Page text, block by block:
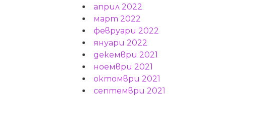
април 2022
март 2022
февруари 2022
януари 2022
декември 2021
ноември 2021
октомври 2021
септември 2021